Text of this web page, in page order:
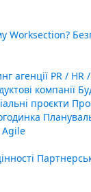
Worksection?
агенції PR / HR
компанії
проєкти
Agile